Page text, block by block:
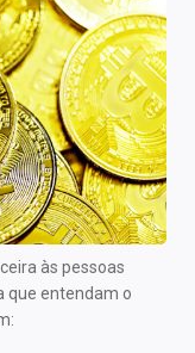
às pessoas
que entendam o